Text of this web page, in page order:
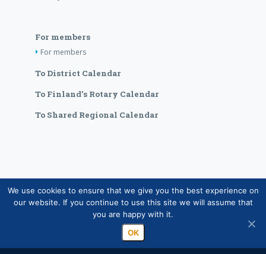
For members
For members
To District Calendar
To Finland’s Rotary Calendar
To Shared Regional Calendar
Copyright © Suomen Rotarypalvelu ry 2026 |
Jäsentietojärjestelmän tietosuojaseloste|Henkilötietojen
käsittely Rotarytoiminnassa
We use cookies to ensure that we give you the best experience on
our website. If you continue to use this site we will assume that
you are happy with it.
OK